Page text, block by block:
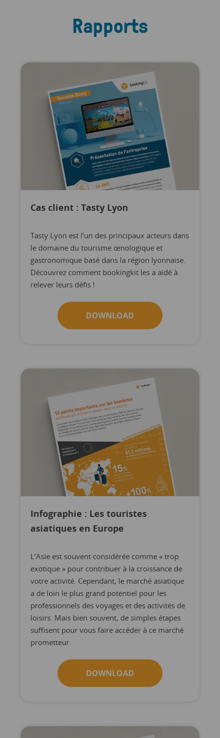
Rapports
Cas client : Tasty Lyon
Tasty Lyon est l’un des principaux acteurs dans
le domaine du tourisme œnologique et
gastronomique basé dans la région lyonnaise.
Découvrez comment bookingkit les a aidé à
relever leurs défis !
DOWNLOAD
Infographie : Les touristes
asiatiques en Europe
L’Asie est souvent considérée comme « trop
exotique » pour contribuer à la croissance de
votre activité. Cependant, le marché asiatique
a de loin le plus grand potentiel pour les
professionnels des voyages et des activités de
loisirs. Mais bien souvent, de simples étapes
suffisent pour vous faire accéder à ce marché
prometteur.
DOWNLOAD